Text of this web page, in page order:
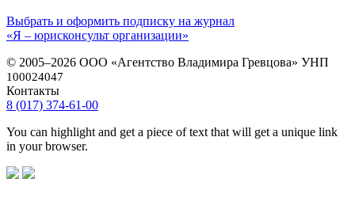
Выбрать и оформить подписку на журнал
«Я – юрисконсульт организации»
© 2005–2026 ООО «Агентство Владимира Гревцова» УНП
100024047
Контакты
8 (017) 374-61-00
You can highlight and get a piece of text that will get a unique link
in your browser.